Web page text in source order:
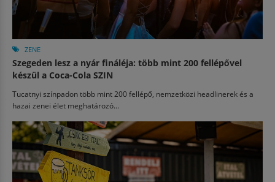
ZENE
Szegeden lesz a nyár fináléja: több mint 200 fellépővel
készül a Coca-Cola SZIN
Tucatnyi színpadon több mint 200 fellépő, nemzetközi headlinerek és a
hazai zenei élet meghatározó...